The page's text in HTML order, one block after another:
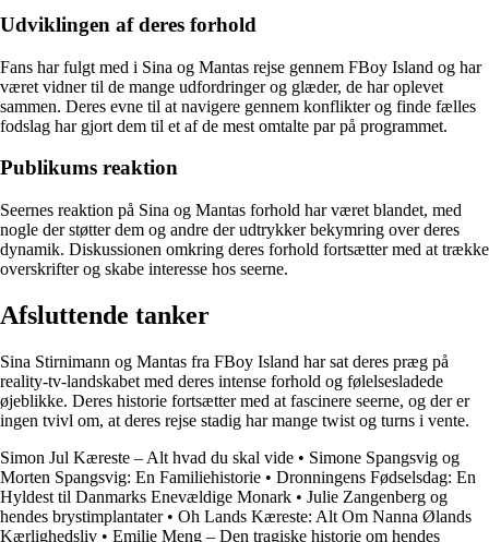
Udviklingen af deres forhold
Fans har fulgt med i Sina og Mantas rejse gennem FBoy Island og har
været vidner til de mange udfordringer og glæder, de har oplevet
sammen. Deres evne til at navigere gennem konflikter og finde fælles
fodslag har gjort dem til et af de mest omtalte par på programmet.
Publikums reaktion
Seernes reaktion på Sina og Mantas forhold har været blandet, med
nogle der støtter dem og andre der udtrykker bekymring over deres
dynamik. Diskussionen omkring deres forhold fortsætter med at trække
overskrifter og skabe interesse hos seerne.
Afsluttende tanker
Sina Stirnimann og Mantas fra FBoy Island har sat deres præg på
reality-tv-landskabet med deres intense forhold og følelsesladede
øjeblikke. Deres historie fortsætter med at fascinere seerne, og der er
ingen tvivl om, at deres rejse stadig har mange twist og turns i vente.
Simon Jul Kæreste – Alt hvad du skal vide • Simone Spangsvig og
Morten Spangsvig: En Familiehistorie • Dronningens Fødselsdag: En
Hyldest til Danmarks Enevældige Monark • Julie Zangenberg og
hendes brystimplantater• Oh Lands Kæreste: Alt Om Nanna Ølands
Kærlighedsliv • Emilie Meng – Den tragiske historie om hendes